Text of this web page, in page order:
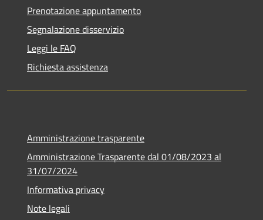
Prenotazione appuntamento
Segnalazione disservizio
Leggi le FAQ
Richiesta assistenza
Amministrazione trasparente
Amministrazione Trasparente dal 01/08/2023 al
31/07/2024
Informativa privacy
Note legali